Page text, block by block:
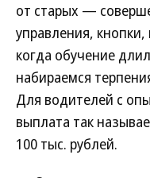
от старых —
управления,
когда обучение
набираемся
Для водителей с
выплата так
100 тыс. рублей.